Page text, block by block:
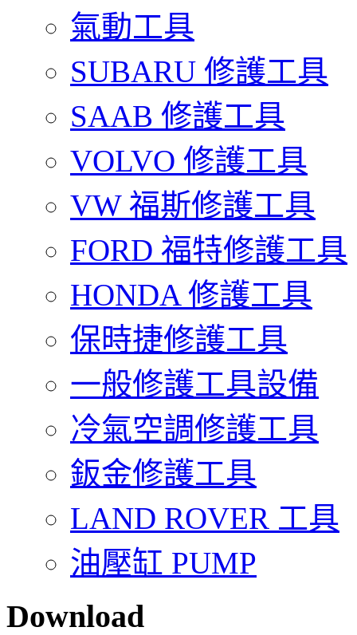
氣動工具
SUBARU 修護工具
SAAB 修護工具
VOLVO 修護工具
VW 福斯修護工具
FORD 福特修護工具
HONDA 修護工具
保時捷修護工具
一般修護工具設備
冷氣空調修護工具
鈑金修護工具
LAND ROVER 工具
油壓缸 PUMP
Download